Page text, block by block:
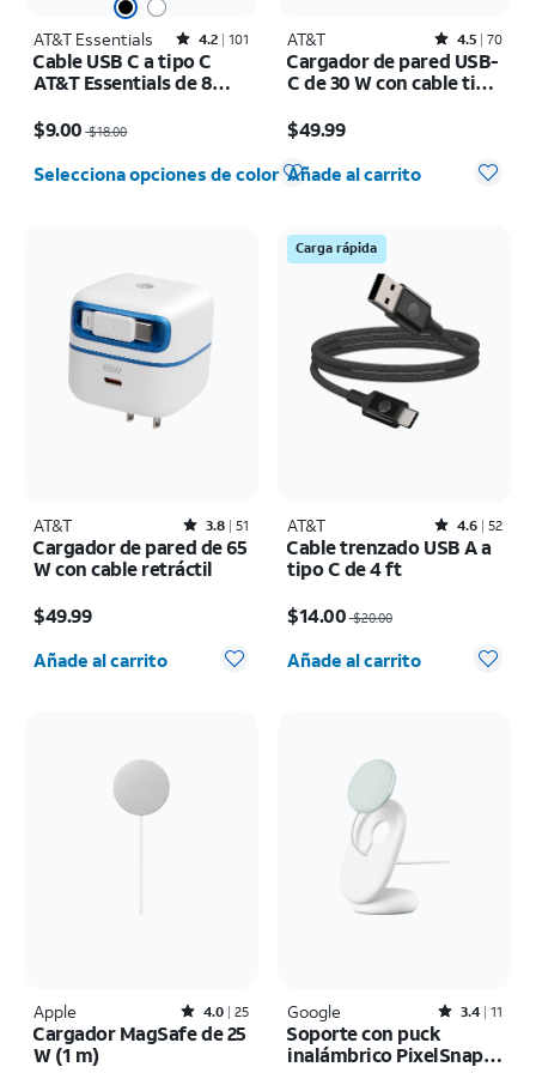
AT&T Essentials Rated4.2out of 5 stars with101reviews
4.2 101
Cable USB C a tipo C
AT&T Essentials de 8
$9.00 $18.00
Selecciona opciones de color
AT&T Rated4.5out of 5 stars with70reviews
4.5 70
Cargador de pared USB-
C de 30 W con cable tipo
$49.99
Cantidad seleccionada: 0
Añade al carrito
AT&T Rated3.8out of 5 stars with51reviews
3.8 51
Cargador de pared de 65
W con cable retráctil
$49.99
Cantidad seleccionada: 0
Añade al carrito
Carga rápida
AT&T Rated4.6out of 5 stars with52reviews
4.6 52
Cable trenzado USB A a
tipo C de 4 ft
$14.00$20.00
Cantidad seleccionada: 0
Añade al carrito
Apple Rated4out of 5 stars with25reviews
4.0 25
Cargador MagSafe de 25
W (1 m)
Google Rated3.4out of 5 stars with11reviews
3.4 11
Soporte con puck
inalámbrico PixelSnap